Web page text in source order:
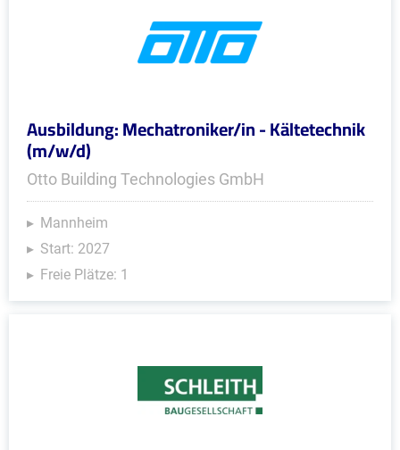
Ausbildung: Mechatroniker/in - Kältetechnik
(m/w/d)
Otto Building Technologies GmbH
Mannheim
Start: 2027
Freie Plätze: 1